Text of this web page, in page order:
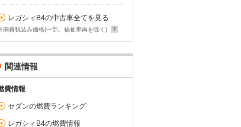
レガシィB4の中古車全てを見る
消費税込み価格(一部、福祉車両を除く)
関連情報
費情報
セダンの燃費ランキング
レガシィB4の燃費情報